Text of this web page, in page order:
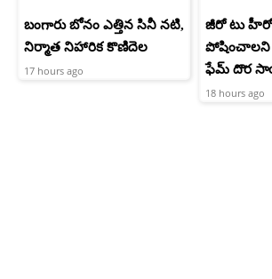
బంగారు బోనం ఎత్తిన సినీ నటి,
నిర్మాత నిహారిక కొణిదెల
17 hours ago
జీరో టు హీరో
పోషించాలని
ఫేమ్ దొర
18 hours ago